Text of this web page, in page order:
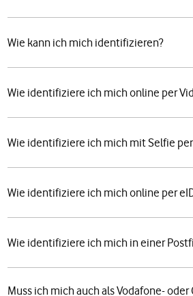
Wie kann ich mich identifizieren?
Wie identifiziere ich mich online per
Wie identifiziere ich mich mit Selfie
Wie identifiziere ich mich online per
Wie identifiziere ich mich in einer
Muss ich mich auch als Vodafone-